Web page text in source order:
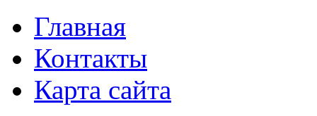
Главная
Контакты
Карта сайта